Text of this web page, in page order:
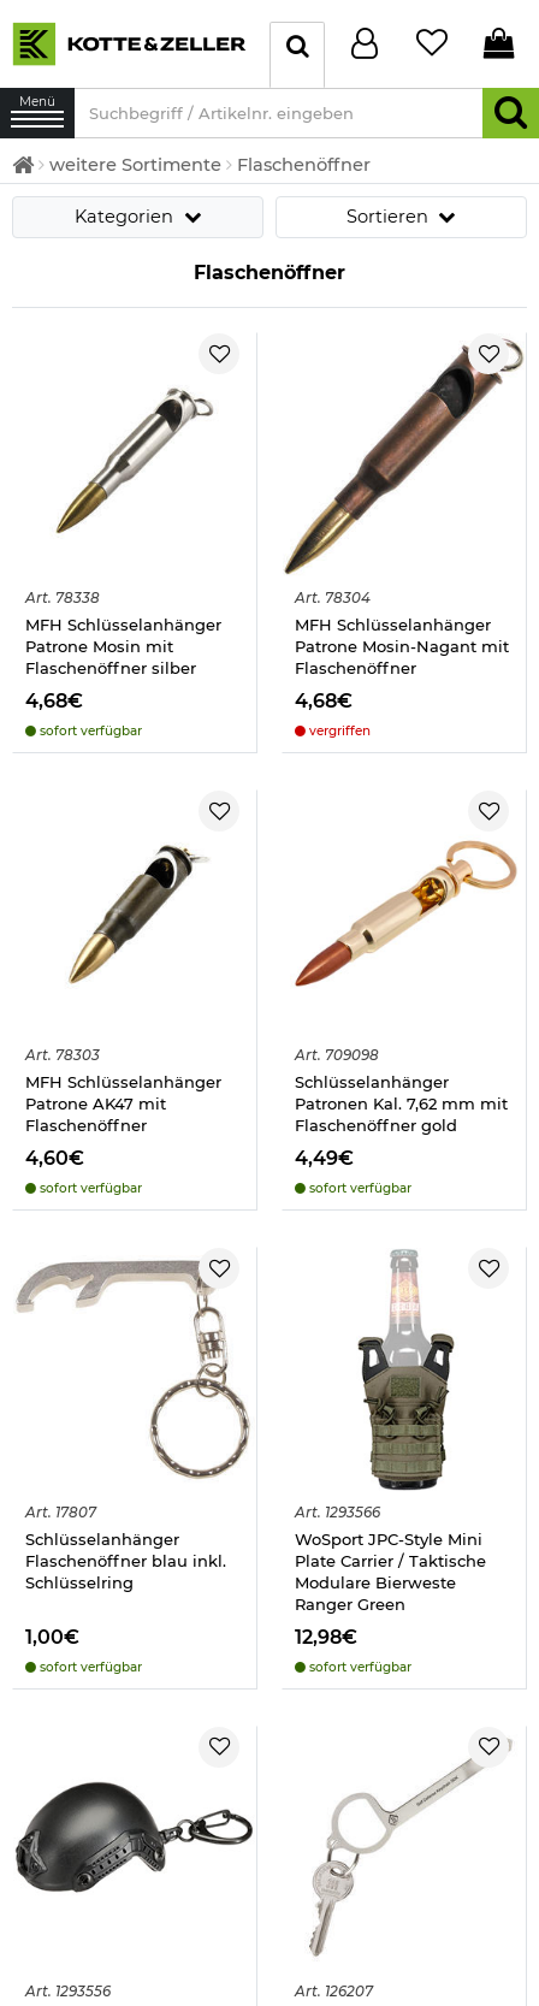
Menü
weitere Sortimente Flaschenöffner
Kategorien Sortieren
Flaschenöffner
Art. 78338
MFH Schlüsselanhänger
Patrone Mosin mit
Flaschenöffner silber
4,68€
sofort verfügbar
Art. 78304
MFH Schlüsselanhänger
Patrone Mosin-Nagant mit
Flaschenöffner
4,68€
vergriffen
Art. 78303
MFH Schlüsselanhänger
Patrone AK47 mit
Flaschenöffner
4,60€
sofort verfügbar
Art. 709098
Schlüsselanhänger
Patronen Kal. 7,62 mm mit
Flaschenöffner gold
4,49€
sofort verfügbar
Art. 17807
Schlüsselanhänger
Flaschenöffner blau inkl.
Schlüsselring
1,00€
sofort verfügbar
Art. 1293566
WoSport JPC-Style Mini
Plate Carrier / Taktische
Modulare Bierweste
Ranger Green
12,98€
sofort verfügbar
Art. 1293556 Art. 126207